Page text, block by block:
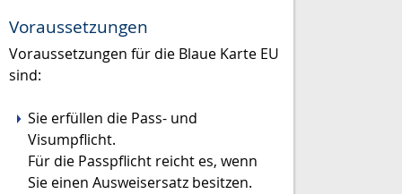
Voraussetzungen
Voraussetzungen für die Blaue Karte EU
sind:
Sie erfüllen die Pass- und
Visumpflicht.
Für die Passpflicht reicht es, wenn
Sie einen Ausweisersatz besitzen.